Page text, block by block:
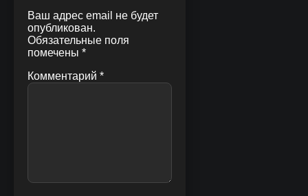
Ваш адрес email не будет
опубликован.
Обязательные поля
помечены *
Комментарий *